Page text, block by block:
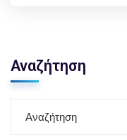
Αναζήτηση